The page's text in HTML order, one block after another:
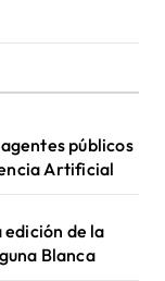
públicos
Artificial
de la
Blanca